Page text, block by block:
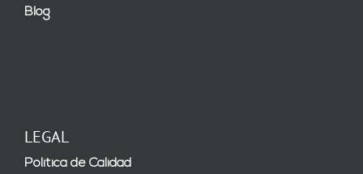
Blog
LEGAL
Política de Calidad